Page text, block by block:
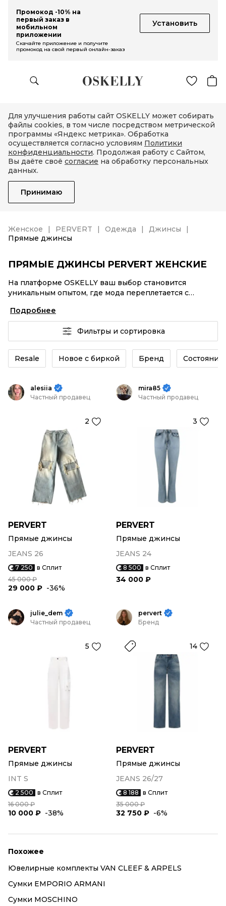
Промокод -10% на
первый заказ в
мобильном
приложении
Установить
Скачайте приложение и получите
промокод на свой первый онлайн-заказ
Для улучшения работы сайт OSKELLY может собирать
файлы cookies, в том числе посредством метрической
программы «Яндекс метрика». Обработка
осуществляется согласно условиям Политики
конфиденциальности. Продолжая работу с Сайтом,
Вы даёте своё согласие на обработку персональных
данных.
Принимаю
Женское PERVERT Одежда
Джинсы
Прямые джинсы
ПРЯМЫЕ ДЖИНСЫ PERVERT ЖЕНСКИЕ
На платформе OSKELLY ваш выбор становится
уникальным опытом, где мода переплетается с
аутентификация каждого заказа – Прямые джинсы
PERVERT женские от селлеров OSKELLY с быстрой
доставкой по России. Ваш стиль не ждет, и мы тоже!
Винтажные изделия или Прямые джинсы PERVERT
женские из новых коллекций – заказывайте на сайте
или в приложении OSKELLY с целой экосистемой
Подробнее
Фильтры и сортировка
Resale Новое с биркой Бренд Состояние
alesiia
Частный продавец
2
PERVERT
Прямые джинсы
JEANS 26
7 250 в Сплит
45 000 ₽
29 000 ₽ -36%
mira85
Частный продавец
3
PERVERT
Прямые джинсы
JEANS 24
8 500 в Сплит
34 000 ₽
julie_dem
Частный продавец
5
PERVERT
Прямые джинсы
INT S
2 500 в Сплит
16 000 ₽
10 000 ₽ -38%
pervert
Бренд
14
PERVERT
Прямые джинсы
JEANS 26/27
8 188 в Сплит
35 000 ₽
32 750 ₽ -6%
Похожее
Ювелирные комплекты VAN CLEEF & ARPELS
Сумки EMPORIO ARMANI
Сумки MOSCHINO